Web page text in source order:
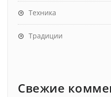
Техника
Традиции
Свежие